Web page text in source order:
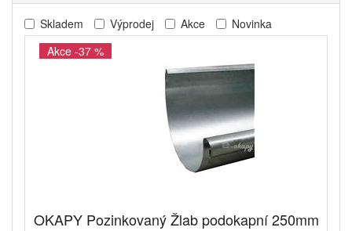
Skladem Výprodej Akce
Novinka
Akce -37 %
OKAPY Pozinkovaný Žlab podokapní 250mm